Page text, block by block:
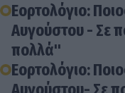
Εορτολόγιο:
Αυγούστου - Σε
πολλά"
Εορτολόγιο: